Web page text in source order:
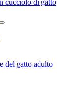
cucciolo di gatto
del gatto adulto